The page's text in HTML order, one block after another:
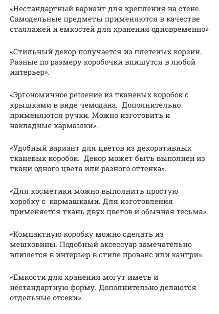
«Нестандартный вариант для крепления на стене.
Самодельные предметы применяются в качестве
сталлажей и емкостей для хранения одновременно»
«Стильный декор получается из плетеных корзин.
Разные по размеру коробочки впишутся в любой
интерьер».
«Эргономичное решение из тканевых коробок с
крышками в виде чемодана. Дополнительно
применяются ручки. Можно изготовить и
накладные кармашки».
«Удобный вариант для цветов из декоративных
тканевых коробок. Декор может быть выполнен из
ткани одного цвета или разного оттенка».
«Для косметики можно выполнить простую
коробку с кармашками. Для изготовления
применяется ткань двух цветов и обычная тесьма».
«Компактную коробку можно сделать из
мешковины. Подобный аксессуар замечательно
впишется в интерьер в стиле прованс или кантри».
«Емкости для хранения могут иметь и
нестандартную форму. Дополнительно делаются
отдельные отсеки».